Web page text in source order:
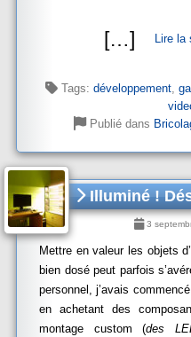
[…] Lire la
Tags: développement,
Publié dans
Illuminé !
3
Mettre en valeur les objets
bien dosé peut parfois
personnel, j’avais
en achetant des
montage custom (des